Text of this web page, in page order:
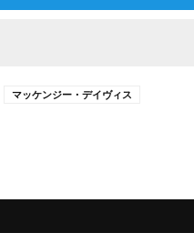
マッケンジー・デイヴィス